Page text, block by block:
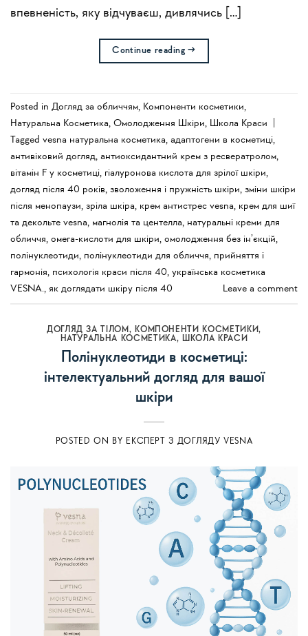
впевненість, яку відчуваєш, дивлячись […]
Continue reading→
Posted in Догляд за обличчям, Компоненти косметики,
Натуральна Косметика, Омолодження Шкіри, Школа Краси
Tagged vesna натуральна косметика, адаптогени в косметиці,
антивіковий догляд, антиоксидантний крем з ресвератролом,
вітамін F у косметиці, гіалуронова кислота для зрілої шкіри,
догляд після 40 років, зволоження і пружність шкіри, зміни шкіри
після менопаузи, зріла шкіра, крем антистрес vesna, крем для шиї
та декольте vesna, магнолія та центелла, натуральні креми для
обличчя, омега-кислоти для шкіри, омолодження без ін’єкцій,
полінуклеотиди, полінуклеотиди для обличчя, прийняття і
гармонія, психологія краси після 40, українська косметика
VESNA., як доглядати шкіру після 40 Leave a comment
ДОГЛЯД ЗА ТІЛОМ , КОМПОНЕНТИ КОСМЕТИКИ,
НАТУРАЛЬНА КОСМЕТИКА, ШКОЛА КРАСИ
Полінуклеотиди в косметиці:
інтелектуальний догляд для вашої
шкіри
POSTED ON BY ЕКСПЕРТ З ДОГЛЯДУ VESNA